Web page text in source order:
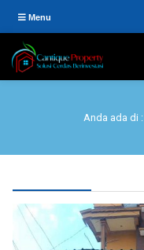
Menu
Anda ada di :